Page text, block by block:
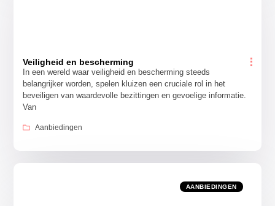
Veiligheid en bescherming
In een wereld waar veiligheid en bescherming steeds
belangrijker worden, spelen kluizen een cruciale rol in het
beveiligen van waardevolle bezittingen en gevoelige informatie.
Van
Aanbiedingen
AANBIEDINGEN